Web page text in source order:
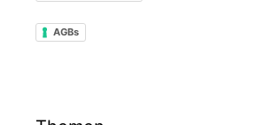
AGBs